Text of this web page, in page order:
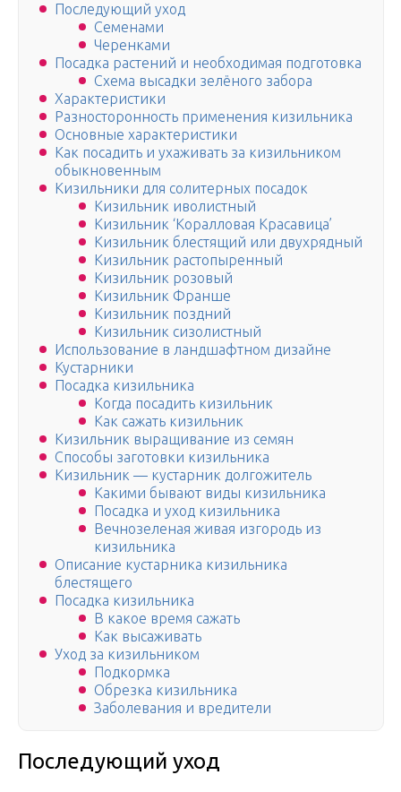
Последующий уход
Семенами
Черенками
Посадка растений и необходимая подготовка
Схема высадки зелёного забора
Характеристики
Разносторонность применения кизильника
Основные характеристики
Как посадить и ухаживать за кизильником
обыкновенным
Кизильники для солитерных посадок
Кизильник иволистный
Кизильник ‘Коралловая Красавица’
Кизильник блестящий или двухрядный
Кизильник растопыренный
Кизильник розовый
Кизильник Франше
Кизильник поздний
Кизильник сизолистный
Использование в ландшафтном дизайне
Кустарники
Посадка кизильника
Когда посадить кизильник
Как сажать кизильник
Кизильник выращивание из семян
Способы заготовки кизильника
Кизильник — кустарник долгожитель
Какими бывают виды кизильника
Посадка и уход кизильника
Вечнозеленая живая изгородь из
кизильника
Описание кустарника кизильника
блестящего
Посадка кизильника
В какое время сажать
Как высаживать
Уход за кизильником
Подкормка
Обрезка кизильника
Заболевания и вредители
Последующий уход